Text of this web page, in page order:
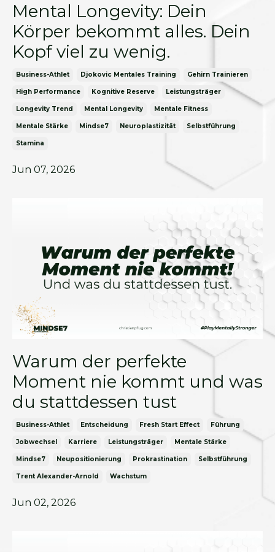
Mental Longevity: Dein
Körper bekommt alles. Dein
Kopf viel zu wenig.
Business-Athlet Djokovic Mentales Training Gehirn Trainieren
High Performance Kognitive Reserve Leistungsträger
Longevity Trend Mental Longevity Mentale Fitness
Mentale Stärke Mindse7 Neuroplastizität Selbstführung
Stamina
Jun 07, 2026
Warum der perfekte
Moment nie kommt und was
du stattdessen tust
Business-Athlet Entscheidung Fresh Start Effect Führung
Jobwechsel Karriere Leistungsträger Mentale Stärke
Mindse7 Neupositionierung Prokrastination Selbstführung
Trent Alexander-Arnold Wachstum
Jun 02, 2026